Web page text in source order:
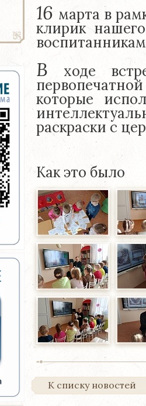
16 марта в
клирик
В ходе
которые
раскраски с
Как это было
К списку новостей